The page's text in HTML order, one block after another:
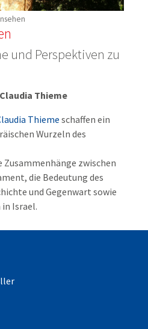
und Perspektiven zu
Thieme
Thieme schaffen ein
Wurzeln des
zwischen
die Bedeutung des
und Gegenwart sowie
Israel.